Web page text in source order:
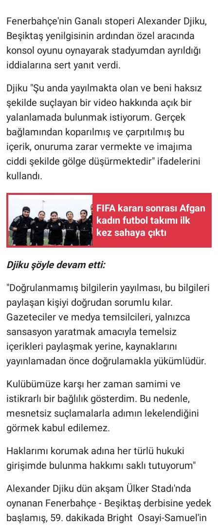
Fenerbahçe'nin Ganalı stoperi Alexander Djiku,
Beşiktaş yenilgisinin ardından özel aracında
konsol oyunu oynayarak stadyumdan ayrıldığı
iddialarına sert yanıt verdi.
Djiku "Şu anda yayılmakta olan ve beni haksız
şekilde suçlayan bir video hakkında açık bir
yalanlamada bulunmak istiyorum. Gerçek
bağlamından koparılmış ve çarpıtılmış bu
içerik, onuruma zarar vermekte ve imajıma
ciddi şekilde gölge düşürmektedir" ifadelerini
kullandı.
FIFA kararı sonrası Afgan
kadın futbol takımı ilk
kez sahaya çıktı
Djiku şöyle devam etti:
"Doğrulanmamış bilgilerin yayılması, bu bilgileri
paylaşan kişiyi doğrudan sorumlu kılar.
Gazeteciler ve medya temsilcileri, yalnızca
sansasyon yaratmak amacıyla temelsiz
içerikleri paylaşmak yerine, kaynaklarını
yayınlamadan önce doğrulamakla yükümlüdür.
Kulübümüze karşı her zaman samimi ve
istikrarlı bir bağlılık gösterdim. Bu nedenle,
mesnetsiz suçlamalarla adımın lekelendiğini
görmek kabul edilemez.
Haklarımı korumak adına her türlü hukuki
girişimde bulunma hakkımı saklı tutuyorum"
Alexander Djiku dün akşam Ülker Stadı'nda
oynanan Fenerbahçe - Beşiktaş derbisine yedek
başlamış, 59. dakikada Bright Osayi-Samuel'in
Gündem Özel
Günün görüntüsü
İlan
Kimdir
Koronavirüs
Kültür Sanat
Ne demişti
Nedir
Sağlık
Teknoloji
Türkiye'nin Gündemi
Yerel Gündem
Yerel Yaşam